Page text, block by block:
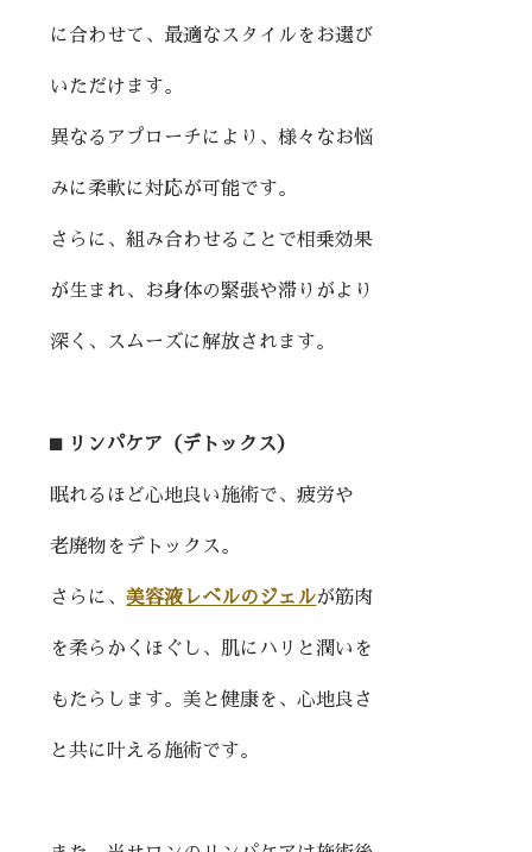
に合わせて、最適なスタイルをお選び
いただけます。
異なるアプローチにより、様々なお悩
みに柔軟に対応が可能です。
さらに、組み合わせることで相乗効果
が生まれ、お身体の緊張や滞りがより
深く、スムーズに解放されます。
⬛︎ リンパケア（デトックス）
眠れるほど心地良い施術で、疲労や
老廃物をデトックス。
さらに、美容液レベルのジェルが筋肉
を柔らかくほぐし、肌にハリと潤いを
もたらします。美と健康を、心地良さ
と共に叶える施術です。